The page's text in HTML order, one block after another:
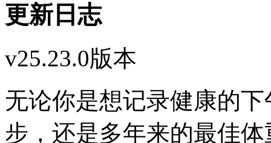
更新日志
v25.23.0版本
无论你是想记录健康的
步，还是多年来的最佳